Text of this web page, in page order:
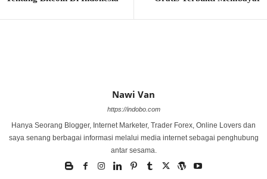
Nawi Van
https://indobo.com
Hanya Seorang Blogger, Internet Marketer, Trader Forex, Online Lovers dan
saya senang berbagai informasi melalui media internet sebagai penghubung
antar sesama.